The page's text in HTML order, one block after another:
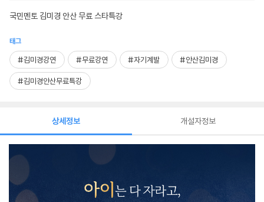
국민멘토 김미경 안산 무료 스타특강
태그
#김미경강연 #무료강연 #자기계발 #안산김미경
#김미경안산무료특강
상세정보 개설자정보